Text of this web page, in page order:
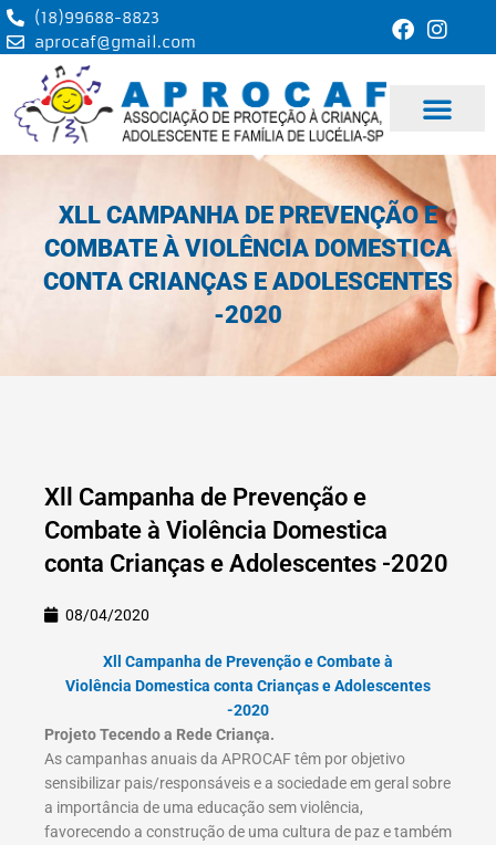
Ir
para
o
conteúdo
(18)99688-8823
aprocaf@gmail.com
XLL CAMPANHA DE PREVENÇÃO E
COMBATE À VIOLÊNCIA DOMESTICA
CONTA CRIANÇAS E ADOLESCENTES
-2020
Xll Campanha de Prevenção e
Combate à Violência Domestica
conta Crianças e Adolescentes -2020
08/04/2020
Xll Campanha de Prevenção e Combate à
Violência Domestica conta Crianças e Adolescentes
-2020
Projeto Tecendo a Rede Criança.
As campanhas anuais da APROCAF têm por objetivo
sensibilizar pais/responsáveis e a sociedade em geral sobre
a importância de uma educação sem violência,
favorecendo a construção de uma cultura de paz e também